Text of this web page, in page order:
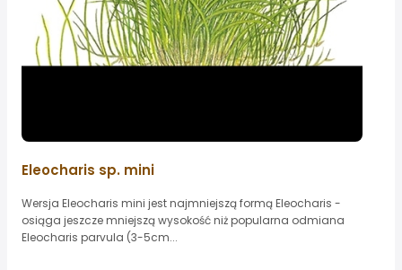
Eleocharis sp. mini
Wersja Eleocharis mini jest najmniejszą formą Eleocharis -
osiąga jeszcze mniejszą wysokość niż popularna odmiana
Eleocharis parvula (3-5cm...